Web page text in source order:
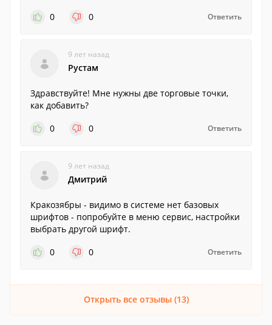
0
0 Ответить
9 лет назад
Рустам
Здравствуйте! Мне нужны две торговые точки,
как добавить?
0
0 Ответить
9 лет назад
Дмитрий
Кракозябры - видимо в системе нет базовых
шрифтов - попробуйте в меню сервис, настройки
выбрать другой шрифт.
0
0 Ответить
Открыть все отзывы (13)